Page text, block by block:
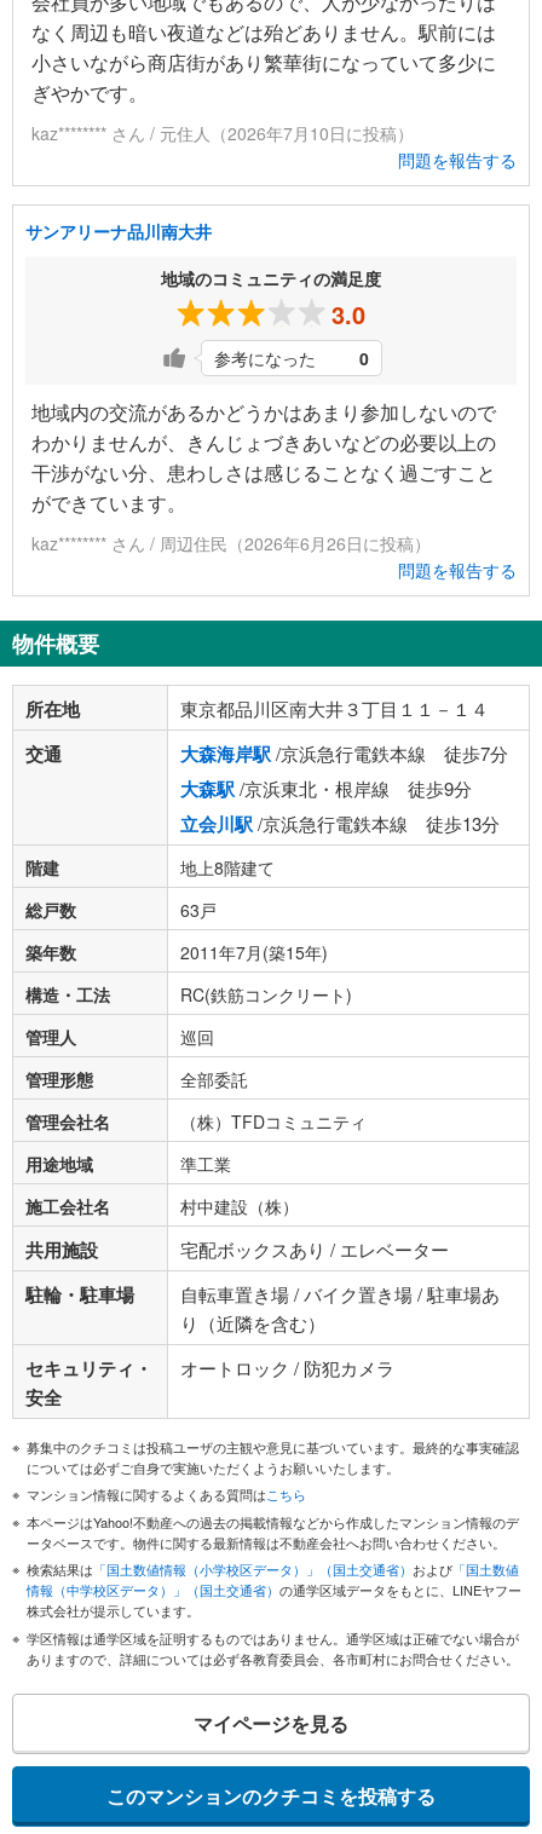
なく周辺も暗い夜道などは殆どありません。駅前には
小さいながら商店街があり繁華街になっていて多少に
ぎやかです。
kaz******** さん / 元住人（2026年7月10日に投稿）
問題を報告する
サンアリーナ品川南大井
地域のコミュニティの満足度
3.0
参考になった 0
地域内の交流があるかどうかはあまり参加しないので
わかりませんが、きんじょづきあいなどの必要以上の
干渉がない分、患わしさは感じることなく過ごすこと
ができています。
kaz******** さん / 周辺住民（2026年6月26日に投稿）
問題を報告する
物件概要
所在地 東京都品川区南大井３丁目１１－１４
交通 大森海岸駅/京浜急行電鉄本線 徒歩7分
大森駅/京浜東北・根岸線 徒歩9分
立会川駅/京浜急行電鉄本線 徒歩13分
階建
地上8階建て
総戸数
63戸
築年数
2011年7月(築15年)
構造・工法
RC(鉄筋コンクリート)
管理人
巡回
管理形態
全部委託
管理会社名
（株）TFDコミュニティ
用途地域
準工業
施工会社名
村中建設（株）
共用施設 宅配ボックスあり / エレベーター
駐輪・駐車場
自転車置き場 / バイク置き場 / 駐車場あ
り（近隣を含む）
セキュリティ・
安全
オートロック / 防犯カメラ
募集中のクチコミは投稿ユーザの主観や意見に基づいています。最終的な事実確認
については必ずご自身で実施いただくようお願いいたします。
マンション情報に関するよくある質問はこちら
本ページはYahoo!不動産への過去の掲載情報などから作成したマンション情報のデ
ータベースです。物件に関する最新情報は不動産会社へお問い合わせください。
検索結果は 「国土数値情報（小学校区データ）」（国土交通省） および 「国土数値
情報（中学校区データ）」（国土交通省） の通学区域データをもとに、LINEヤフー
株式会社が提示しています。
学区情報は通学区域を証明するものではありません。通学区域は正確でない場合が
ありますので、詳細については必ず各教育委員会、各市町村にお問合せください。
マイページを見る
このマンションのクチコミを投稿する